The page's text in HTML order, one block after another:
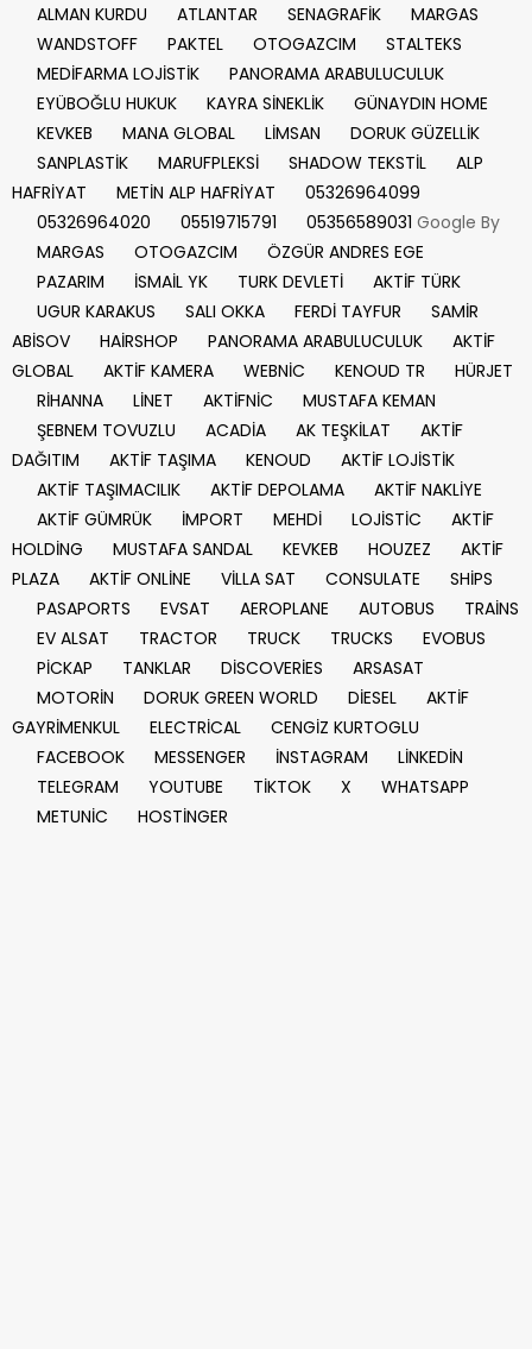
ALMAN KURDU
ATLANTAR SENAGRAFİK
MARGAS
WANDSTOFF
PAKTEL OTOGAZCIM
STALTEKS
MEDİFARMA LOJİSTİK
PANORAMA ARABULUCULUK
EYÜBOĞLU HUKUK
KAYRA SİNEKLİK
GÜNAYDIN HOME
KEVKEB
MANA GLOBAL LİMSAN
DORUK GÜZELLİK
SANPLASTİK
MARUFPLEKSİ SHADOW TEKSTİL
ALP
HAFRİYAT
METİN ALP HAFRİYAT
05326964099
05326964020
05519715791 05356589031 Google By
MARGAS
OTOGAZCIM
ÖZGÜR ANDRES EGE
PAZARIM
İSMAİL YK TURK DEVLETİ
AKTİF TÜRK
UGUR KARAKUS
SALI OKKA FERDİ TAYFUR
SAMİR
ABİSOV
HAİRSHOP PANORAMA ARABULUCULUK
AKTİF
GLOBAL
AKTİF KAMERA WEBNİC KENOUD TR
HÜRJET
RİHANNA
LİNET AKTİFNİC
MUSTAFA KEMAN
ŞEBNEM TOVUZLU
ACADİA AK TEŞKİLAT
AKTİF
DAĞITIM
AKTİF TAŞIMA KENOUD
AKTİF LOJİSTİK
AKTİF TAŞIMACILIK
AKTİF DEPOLAMA
AKTİF NAKLİYE
AKTİF GÜMRÜK
İMPORT MEHDİ LOJİSTİC
AKTİF
HOLDİNG
MUSTAFA SANDAL KEVKEB HOUZEZ
AKTİF
PLAZA
AKTİF ONLİNE VİLLA SAT CONSULATE
SHİPS
PASAPORTS
EVSAT AEROPLANE AUTOBUS
TRAİNS
EV ALSAT
TRACTOR TRUCK TRUCKS
EVOBUS
PİCKAP
TANKLAR DİSCOVERİES
ARSASAT
MOTORİN
DORUK GREEN WORLD DİESEL
AKTİF
GAYRİMENKUL
ELECTRİCAL
CENGİZ KURTOGLU
FACEBOOK
MESSENGER İNSTAGRAM
LİNKEDİN
TELEGRAM
YOUTUBE TİKTOK X
WHATSAPP
METUNİC
HOSTİNGER